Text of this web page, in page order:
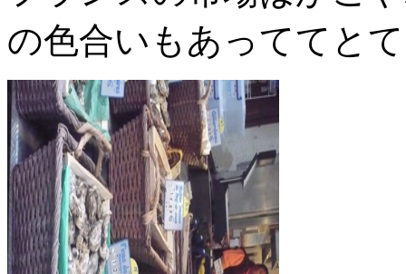
の色合いもあっててと